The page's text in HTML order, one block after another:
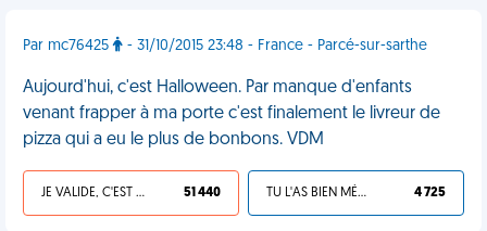
Par mc76425 - 31/10/2015 23:48 - France - Parcé-sur-sarthe
Aujourd'hui, c'est Halloween. Par manque d'enfants
venant frapper à ma porte c'est finalement le livreur de
pizza qui a eu le plus de bonbons. VDM
JE VALIDE, C'EST UNE VDM 51 440 TU L'AS BIEN MÉRITÉ 4 725